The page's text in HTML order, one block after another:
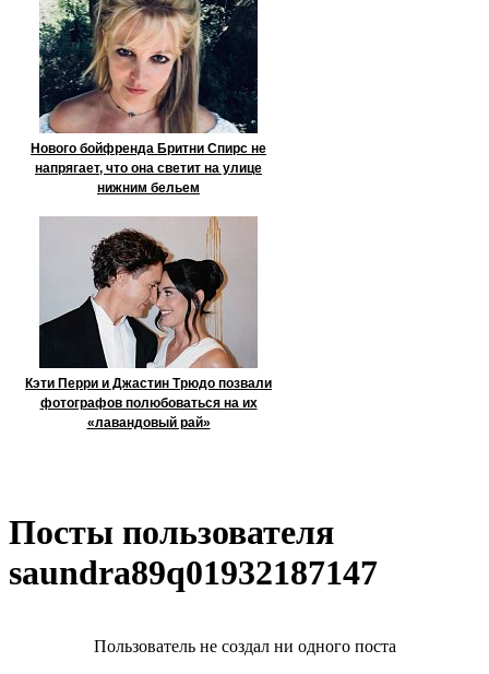
Нового бойфренда Бритни Спирс не
напрягает, что она светит на улице
нижним бельем
Кэти Перри и Джастин Трюдо позвали
фотографов полюбоваться на их
«лавандовый рай»
Посты пользователя
saundra89q01932187147
Пользователь не создал ни одного поста